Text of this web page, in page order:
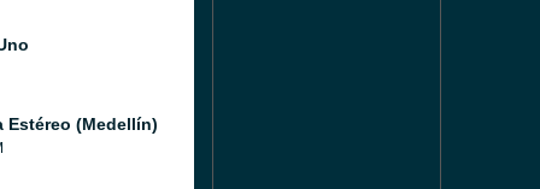
Estéreo (Medellín)